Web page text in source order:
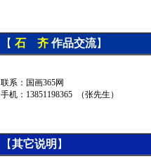
【 石 齐 作品交流】
联系：国画365网
手机：13851198365 （张先生）
【其它说明 】